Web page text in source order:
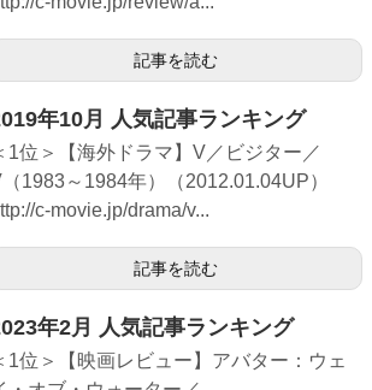
記事を読む
年10月 人気記事ランキング
1位＞【海外ドラマ】V／ビジター／
1983～1984年）（2012.01.04UP）
c-movie.jp/drama/v...
記事を読む
年2月 人気記事ランキング
1位＞【映画レビュー】アバター：ウェ